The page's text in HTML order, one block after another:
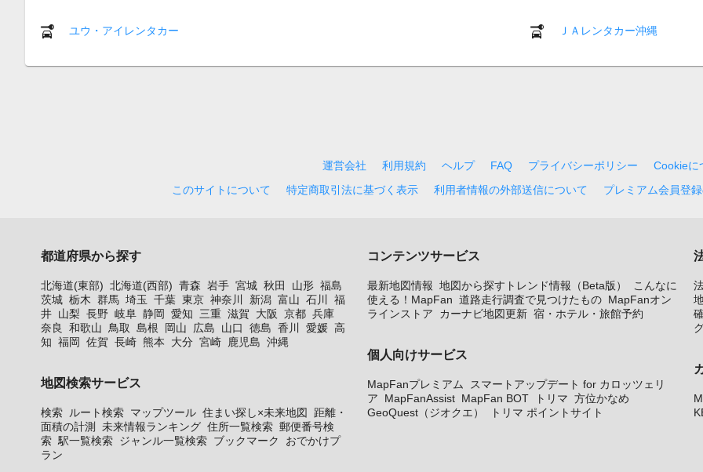
ユウ・アイレンタカー ＪＡレンタカー沖縄
運営会社 利用規約 ヘルプ FAQ プライバシーポリシー
Cookieに
このサイトについて
特定商取引法に基づく表示 利用者情報の外部送信について プレミアム会員登
都道府県から探す
北海道(東部) 北海道(西部) 青森 岩手 宮城 秋田 山形 福島
茨城 栃木 群馬 埼玉 千葉 東京 神奈川 新潟 富山 石川
福
井 山梨 長野 岐阜 静岡 愛知 三重 滋賀 大阪 京都 兵庫
奈良
和歌山 鳥取 島根 岡山 広島 山口 徳島 香川 愛媛 高
知 福岡 佐賀 長崎 熊本 大分 宮崎 鹿児島 沖縄
地図検索サービス
検索 ルート検索 マップツール 住まい探し×未来地図
距離・
面積の計測
未来情報ランキング 住所一覧検索 郵便番号検
索 駅一覧検索 ジャンル一覧検索 ブックマーク
おでかけプ
ラン
コンテンツサービス
最新地図情報 地図から探すトレンド情報（Beta版）
こんなに
使える！MapFan 道路走行調査で見つけたもの MapFanオン
ラインストア
カーナビ地図更新 宿・ホテル・旅館予約
個人向けサービス
MapFanプレミアム
スマートアップデート for カロッツェリ
ア
MapFanAssist MapFan BOT トリマ 方位かなめ
GeoQuest（ジオクエ）
トリマ ポイントサイト